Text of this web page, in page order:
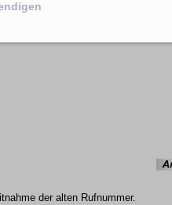
der alten Rufnummer.